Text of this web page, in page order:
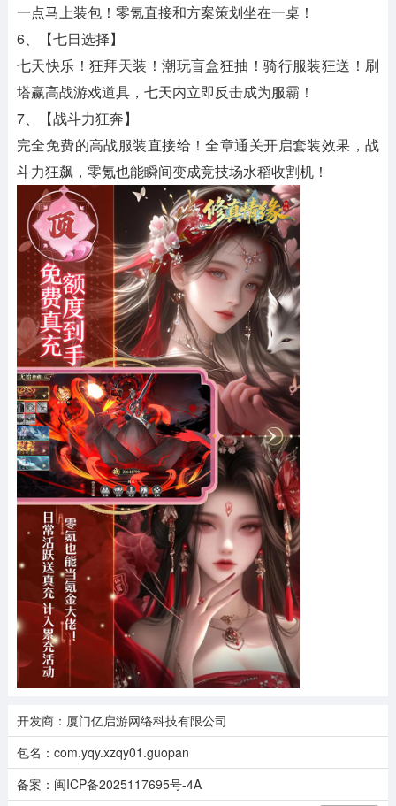
一点马上装包！零氪直接和方案策划坐在一桌！
6、【七日选择】
七天快乐！狂拜天装！潮玩盲盒狂抽！骑行服装狂送！刷
塔赢高战游戏道具，七天内立即反击成为服霸！
7、【战斗力狂奔】
完全免费的高战服装直接给！全章通关开启套装效果，战
斗力狂飙，零氪也能瞬间变成竞技场水稻收割机！
开发商：厦门亿启游网络科技有限公司
包名：com.yqy.xzqy01.guopan
备案：闽ICP备2025117695号-4A